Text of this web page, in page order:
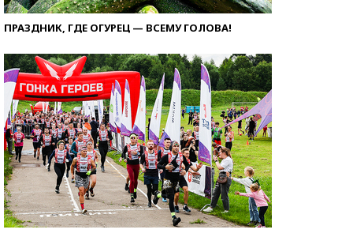
ПРАЗДНИК, ГДЕ ОГУРЕЦ — ВСЕМУ ГОЛОВА!